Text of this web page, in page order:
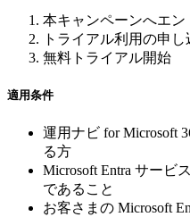
本キャンペーンへエン
トライアル利用の申し
無料トライアル開始
適用条件
運用ナビ for Microsoft
る方
Microsoft Entra サービ
であること
お客さまの Microsoft